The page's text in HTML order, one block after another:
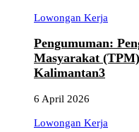
Lowongan Kerja
Pengumuman:
Masyarakat
Kalimantan3
6 April 2026
Lowongan Kerja